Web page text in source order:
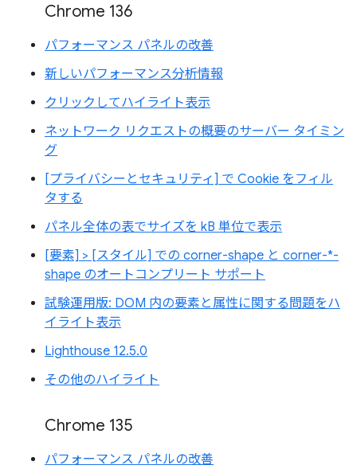
Chrome 136
パフォーマンス パネルの改善
新しいパフォーマンス分析情報
クリックしてハイライト表示
ネットワーク リクエストの概要のサーバー タイミン
グ
[プライバシーとセキュリティ] で Cookie をフィル
タする
パネル全体の表でサイズを kB 単位で表示
[要素] > [スタイル] での corner-shape と corner-*-
shape のオートコンプリート サポート
試験運用版: DOM 内の要素と属性に関する問題をハ
イライト表示
Lighthouse 12.5.0
その他のハイライト
Chrome 135
パフォーマンス パネルの改善